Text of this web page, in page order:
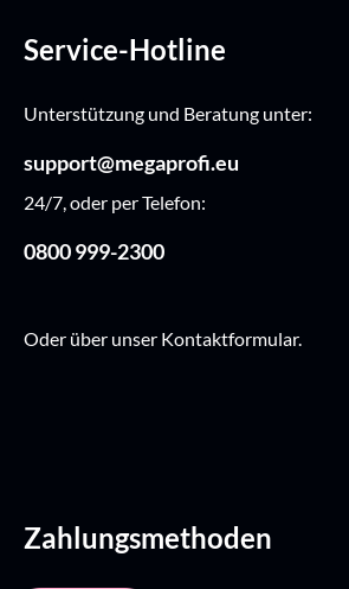
Service-Hotline
Unterstützung und Beratung unter:
support@megaprofi.eu
24/7, oder per Telefon:
0800 999-2300
Oder über unser Kontaktformular.
Zahlungsmethoden